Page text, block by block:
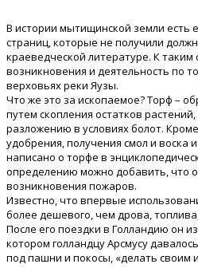
В истории мытищинской земли есть
страниц, которые не получили
краеведческой литературе. К таким
возникновения и деятельность по
верховьях реки Яузы.
Что же это за ископаемое? Торф –
путем скопления остатков
разложению в условиях болот.
удобрения, получения смол и воска
написано о торфе в
определению можно добавить, что
возникновения пожаров.
Известно, что впервые
более дешевого, чем дрова,
После его поездки в Голландию он
котором голландцу Арсмусу
под пашни и покосы, «делать своим